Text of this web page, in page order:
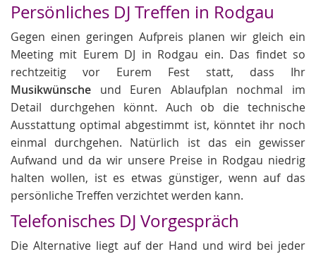
Persönliches DJ Treffen in Rodgau
Gegen einen geringen Aufpreis planen wir gleich ein
Meeting mit Eurem DJ in Rodgau ein. Das findet so
rechtzeitig vor Eurem Fest statt, dass Ihr
Musikwünsche und Euren Ablaufplan nochmal im
Detail durchgehen könnt. Auch ob die technische
Ausstattung optimal abgestimmt ist, könntet ihr noch
einmal durchgehen. Natürlich ist das ein gewisser
Aufwand und da wir unsere Preise in Rodgau niedrig
halten wollen, ist es etwas günstiger, wenn auf das
persönliche Treffen verzichtet werden kann.
Telefonisches DJ Vorgespräch
Die Alternative liegt auf der Hand und wird bei jeder